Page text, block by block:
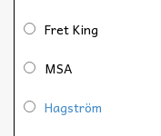
Fret King
MSA
Hagström